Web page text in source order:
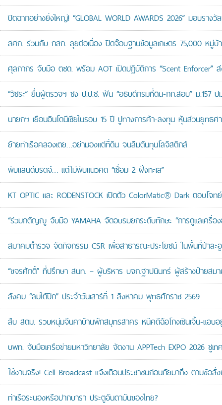
ปิดฉากอย่างยิ่งใหญ่! “GLOBAL WORLD AWARDS 2026” มอบรา
สศก. ร่วมกับ กสก. ลุยต่อเนื่อง ปิดจ๊อบฐานข้อมูลเกษตร 75,000 หมู่
ศุลกากร จับมือ ตชด. พร้อม AOT เปิดปฏิบัติการ “Scent Enforcer”
“วัชระ” ยื่นผู้ตรวจฯ ชง ป.ป.ช. ฟัน “อธิบดีกรมที่ดิน-กก.สอบ” ม.157 ป
นายกฯ เยือนอินโดนีเซียในรอบ 15 ปี ปูทางการค้า-ลงทุน หุ้นส่วนยุทธศ
ย้ายท่าเรือคลองเตย…อย่ามองแต่ที่ดิน จนลืมต้นทุนโลจิสติกส์
พับแลนด์บริดจ์… แต่ไม่พับแนวคิด “เชื่อม 2 ฝั่งทะเล”
KT OPTIC และ RODENSTOCK เปิดตัว ColorMatic® Dark ตอบโจ
“ร่วมกตัญญู จับมือ YAMAHA จัดอบรมยกระดับทักษะ “การดูแลเครื่อ
สมาคมตำรวจ จัดกิจกรรม CSR เพื่อสาธารณะประโยชน์ ในพื้นที่ป่าละอู
“ขจรศักดิ์” ที่ปรึกษา สนท. – ผู้บริหาร บจก.ฐาปนินทร์ ผู้สร้างป้ายสม
สังคม “ลมใต้ปีก” ประจำวันเสาร์ที่ 1 สิงหาคม พุทธศักราช 2569
สืบ สตม. รวบหนุ่มจีนคาบ้านพักสมุทรสาคร หนีคดีฉ้อโกงเซินเจิ้น-แอบอ
บพท. จับมือเครือข่ายมหาวิทยาลัย จัดงาน APPTech EXPO 2026 ชูเ
ใช้งานจริง! Cell Broadcast แจ้งเตือนประชาชนก่อนภัยมาถึง ตามข้อสั่
ท่าเรือระนองหรือปากบารา ประตูอันดามันของไทย?